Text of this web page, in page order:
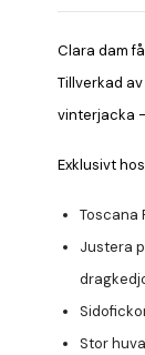
Clara dam
Tillverkad
vinterjacka
Exklusivt
Toscana
Justera
Stor huva